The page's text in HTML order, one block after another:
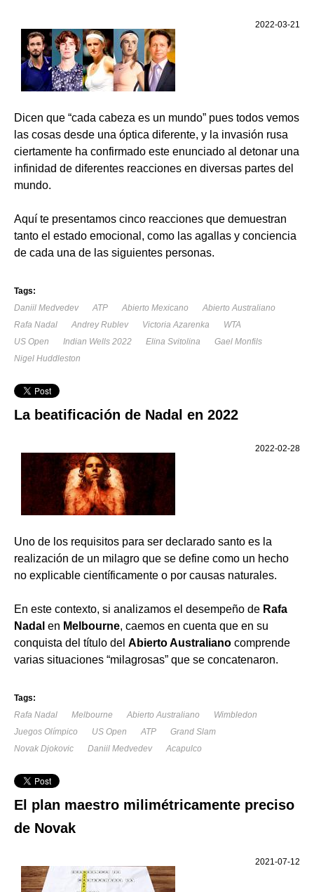
2022-03-21
Dicen que “cada cabeza es un mundo” pues todos vemos
las cosas desde una óptica diferente, y la invasión rusa
ciertamente ha confirmado este enunciado al detonar una
infinidad de diferentes reacciones en diversas partes del
mundo.
Aquí te presentamos cinco reacciones que demuestran
tanto el estado emocional, como las agallas y conciencia
de cada una de las siguientes personas.
Tags:
Daniil Medvedev
ATP Abierto Mexicano
Abierto Australiano
Rafa Nadal
Andrey Rublev Victoria Azarenka
WTA
US Open
Indian Wells 2022 Elina Svitolina
Gael Monfils
Nigel Huddleston
La beatificación de Nadal en 2022
2022-02-28
Uno de los requisitos para ser declarado santo es la
realización de un milagro que se define como un hecho
no explicable científicamente o por causas naturales.
En este contexto, si analizamos el desempeño de Rafa
Nadal en Melbourne, caemos en cuenta que en su
conquista del título del Abierto Australiano comprende
varias situaciones “milagrosas” que se concatenaron.
Tags:
Rafa Nadal
Melbourne Abierto Australiano
Wimbledon
Juegos Olímpico
US Open ATP
Grand Slam
Novak Djokovic
Daniil Medvedev Acapulco
El plan maestro milimétricamente preciso
de Novak
2021-07-12